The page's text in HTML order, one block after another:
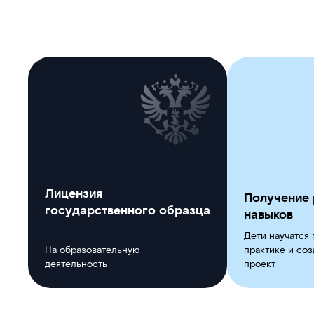
Лицензия
государственного образца
На образовательную
деятельность
Получение
навыков ㅤㅤㅤㅤㅤㅤㅤ
Дети научатся
практике и
проект